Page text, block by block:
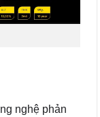
nghệ phản